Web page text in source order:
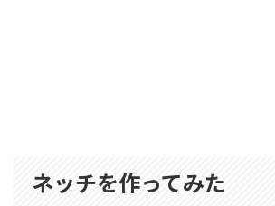
ネッチを作ってみた